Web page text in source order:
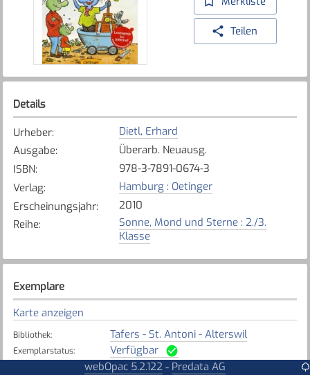
Teilen
Details
Urheber:
Dietl, Erhard
Ausgabe:
Überarb. Neuausg.
ISBN:
978-3-7891-0674-3
Verlag:
Hamburg : Oetinger
Erscheinungsjahr:
2010
Reihe:
Sonne, Mond und Sterne : 2./3.
Klasse
Exemplare
Karte anzeigen
Bibliothek: Tafers - St. Antoni - Alterswil
Exemplarstatus:
Verfügbar
webOpac 5.2.122 - Predata AG